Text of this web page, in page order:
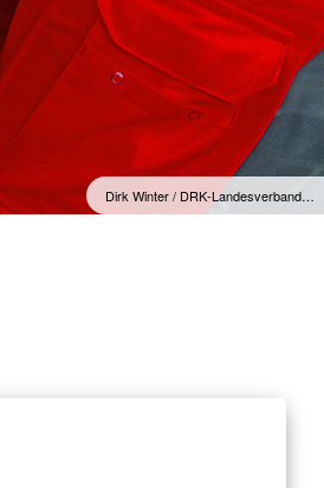
Dirk Winter / DRK-Landesverband…